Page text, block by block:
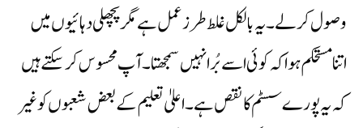
وصول کرلے۔ یہ بالکل غلط طرز عمل ہے مگر پچھلی دہائیوں میں
اتنا مستحکم ہوا کہ کوئی اسے بُرا نہیں سمجھتا۔ آپ محسوس کرسکتے ہیں
کہ یہ پورے سسٹم کا نقص ہے۔ اعلیٰ تعلیم کے بعض شعبوں کو غیر